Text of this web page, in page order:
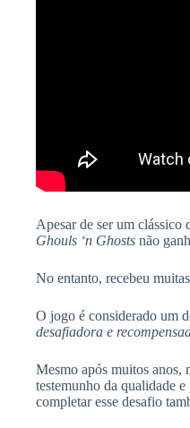
Apesar de ser um clássico
Ghouls ‘n Ghosts não
No entanto, recebeu muitas
O jogo é considerado um
desafiadora e
Mesmo após muitos anos,
testemunho da qualidade
completar esse desafio